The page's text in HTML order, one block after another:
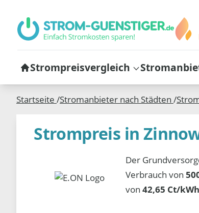
Strompreisvergleich
Startseite /Stromanbieter nach Städten /
Strompreis in
Der
Verbrauch von
von42,65 Ct/kWh